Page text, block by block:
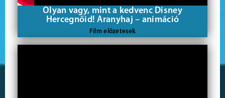
Olyan vagy, mint a kedvenc Disney
Hercegnőid! Aranyhaj – animáció
Film előzetesek